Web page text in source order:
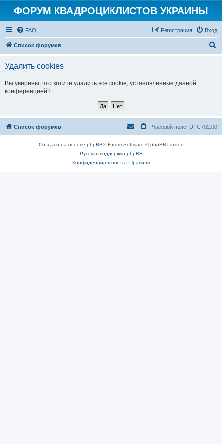
ФОРУМ КВАДРОЦИКЛИСТОВ УКРАИНЫ
FAQ Вход
Регистрация
Список форумов
Удалить cookies
Вы уверены, что хотите удалить все cookie, установленные данной
конференцией?
Список форумов Часовой пояс: UTC+02:00
Создано на основе phpBB® Forum Software © phpBB Limited
Русская поддержка phpBB
Конфиденциальность| Правила